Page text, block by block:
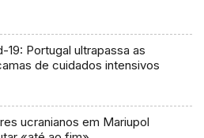
19: Portugal ultrapassa as
de cuidados intensivos
ucranianos em Mariupol